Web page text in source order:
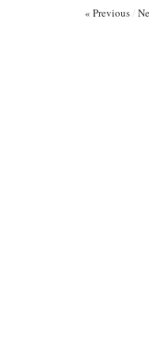
« Previous/